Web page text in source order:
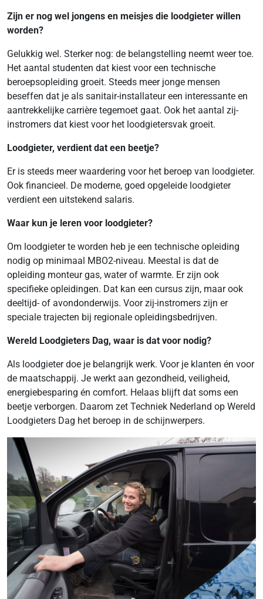
Zijn er nog wel jongens en meisjes die loodgieter willen
worden?
Gelukkig wel. Sterker nog: de belangstelling neemt weer toe.
Het aantal studenten dat kiest voor een technische
beroepsopleiding groeit. Steeds meer jonge mensen
beseffen dat je als sanitair-installateur een interessante en
aantrekkelijke carrière tegemoet gaat. Ook het aantal zij-
instromers dat kiest voor het loodgietersvak groeit.
Loodgieter, verdient dat een beetje?
Er is steeds meer waardering voor het beroep van loodgieter.
Ook financieel. De moderne, goed opgeleide loodgieter
verdient een uitstekend salaris.
Waar kun je leren voor loodgieter?
Om loodgieter te worden heb je een technische opleiding
nodig op minimaal MBO2-niveau. Meestal is dat de
opleiding monteur gas, water of warmte. Er zijn ook
specifieke opleidingen. Dat kan een cursus zijn, maar ook
deeltijd- of avondonderwijs. Voor zij-instromers zijn er
speciale trajecten bij regionale opleidingsbedrijven.
Wereld Loodgieters Dag, waar is dat voor nodig?
Als loodgieter doe je belangrijk werk. Voor je klanten én voor
de maatschappij. Je werkt aan gezondheid, veiligheid,
energiebesparing én comfort. Helaas blijft dat soms een
beetje verborgen. Daarom zet Techniek Nederland op Wereld
Loodgieters Dag het beroep in de schijnwerpers.